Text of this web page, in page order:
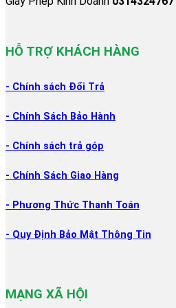
HỖ TRỢ KHÁCH HÀNG
- Chính sách Đổi Trả
- Chính Sách Bảo Hành
- Chính sách trả góp
- Chính Sách Giao Hàng
- Phương Thức Thanh Toán
- Quy Định Bảo Mật Thông Tin
MẠNG XÃ HỘI